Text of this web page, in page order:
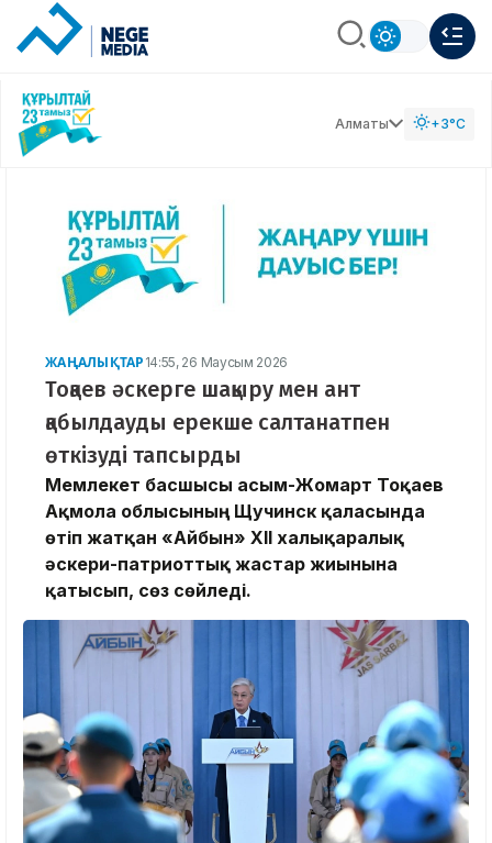
Алматы +3°C
ЖАҢАЛЫҚТАР 14:55, 26 Маусым 2026
Тоқаев әскерге шақыру мен ант
қабылдауды ерекше салтанатпен
өткізуді тапсырды
Мемлекет басшысы Қасым-Жомарт Тоқаев
Ақмола облысының Щучинск қаласында
өтіп жатқан «Айбын» ХІI халықаралық
әскери-патриоттық жастар жиынына
қатысып, сөз сөйледі.